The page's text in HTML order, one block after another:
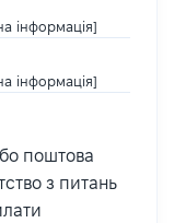
інформація]
інформація]
поштова
з питань